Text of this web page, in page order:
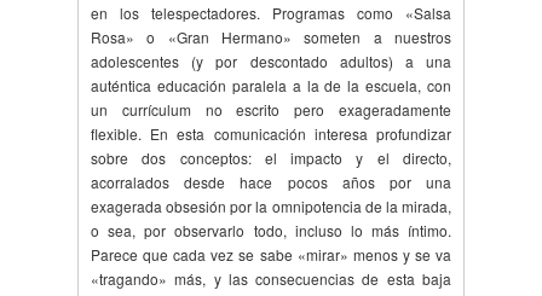
en los telespectadores. Programas como «Salsa
Rosa» o «Gran Hermano» someten a nuestros
adolescentes (y por descontado adultos) a una
auténtica educación paralela a la de la escuela, con
un currículum no escrito pero exageradamente
flexible. En esta comunicación interesa profundizar
sobre dos conceptos: el impacto y el directo,
acorralados desde hace pocos años por una
exagerada obsesión por la omnipotencia de la mirada,
o sea, por observarlo todo, incluso lo más íntimo.
Parece que cada vez se sabe «mirar» menos y se va
«tragando» más, y las consecuencias de esta baja